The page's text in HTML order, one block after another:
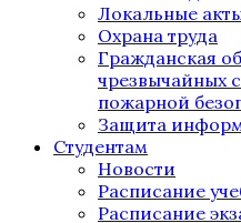
Локальные
Охрана труда
Гражданская
чрезвычайных
пожарной
Защита
Студентам
Новости
Расписание
Расписание